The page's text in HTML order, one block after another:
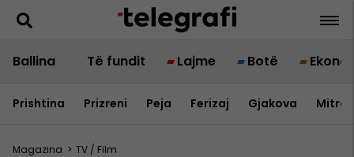
Ballina Të fundit Lajme Botë
Prishtina Prizreni Peja Ferizaj Gjakova
Magazina > TV / Film